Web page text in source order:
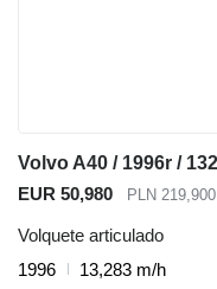
EUR 50,980 PLN 219,900
Volquete articulado
1996
13,283 m/h